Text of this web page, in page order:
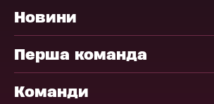
Новини
Перша команда
Команди